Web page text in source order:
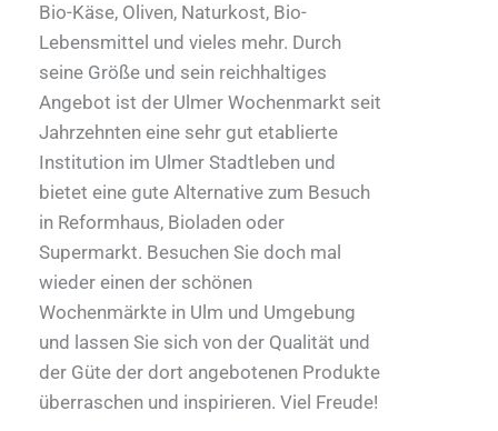
Bio-Käse, Oliven, Naturkost, Bio-
Lebensmittel und vieles mehr. Durch
seine Größe und sein reichhaltiges
Angebot ist der Ulmer Wochenmarkt seit
Jahrzehnten eine sehr gut etablierte
Institution im Ulmer Stadtleben und
bietet eine gute Alternative zum Besuch
in Reformhaus, Bioladen oder
Supermarkt. Besuchen Sie doch mal
wieder einen der schönen
Wochenmärkte in Ulm und Umgebung
und lassen Sie sich von der Qualität und
der Güte der dort angebotenen Produkte
überraschen und inspirieren. Viel Freude!